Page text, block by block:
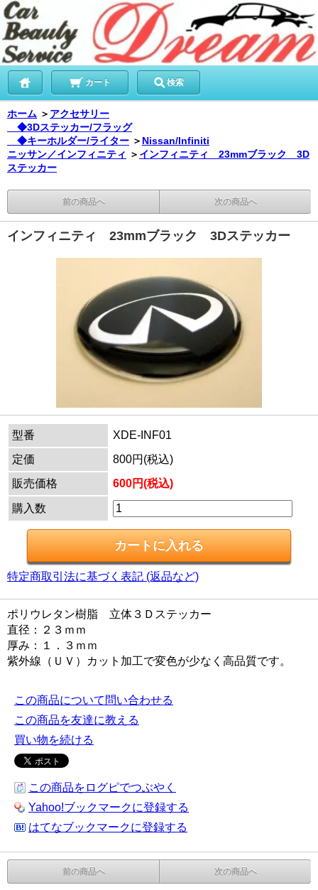
カート 検索
ホーム ＞ アクセサリー
◆3Dステッカー/フラッグ
◆キーホルダー/ライター ＞ Nissan/Infiniti
ニッサン／インフィニティ ＞ インフィニティ 23mmブラック 3D
ステッカー
前の商品へ 次の商品へ
インフィニティ 23mmブラック 3Dステッカー
型番
XDE-INF01
定価
800円(税込)
販売価格
600円(税込)
購入数
特定商取引法に基づく表記 (返品など)
ポリウレタン樹脂 立体３Ｄステッカー
直径：２３ｍｍ
厚み：１．３ｍｍ
紫外線（ＵＶ）カット加工で変色が少なく高品質です。
この商品について問い合わせる
この商品を友達に教える
買い物を続ける
この商品をログピでつぶやく
Yahoo!ブックマークに登録する
はてなブックマークに登録する
前の商品へ 次の商品へ